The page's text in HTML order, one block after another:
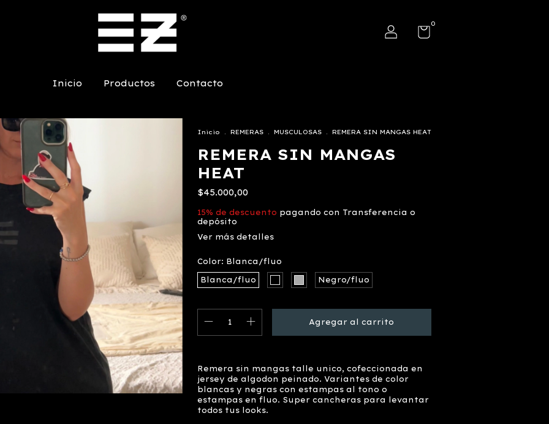
0
Inicio Productos Contacto
Inicio . REMERAS . MUSCULOSAS . REMERA SIN MANGAS HEAT
REMERA SIN MANGAS
HEAT
$45.000,00
15% de descuento pagando con Transferencia o
depósito
Ver más detalles
Color: Blanca/fluo
Blanca/fluo
Negro/fluo
Remera sin mangas talle unico, cofeccionada en
jersey de algodon peinado. Variantes de color
blancas y negras con estampas al tono o
estampas en fluo. Super cancheras para levantar
todos tus looks.